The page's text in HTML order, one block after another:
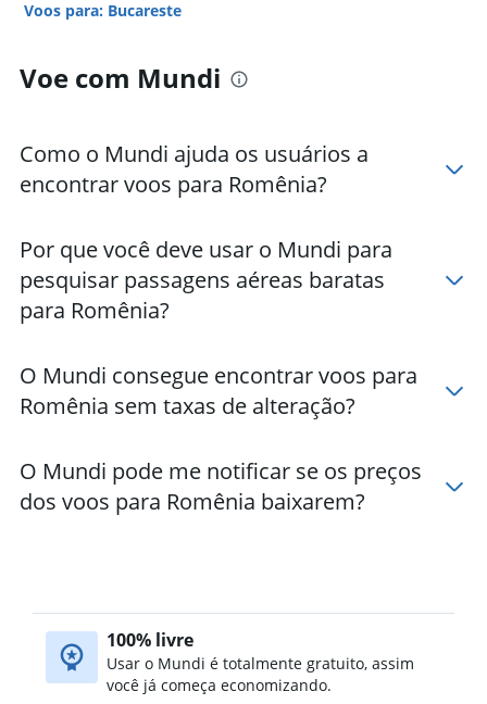
Voos para: Bucareste
Voe com Mundi
Como o Mundi ajuda os usuários a
encontrar voos para Romênia?
Por que você deve usar o Mundi para
pesquisar passagens aéreas baratas
para Romênia?
O Mundi consegue encontrar voos para
Romênia sem taxas de alteração?
O Mundi pode me notificar se os preços
dos voos para Romênia baixarem?
100% livre
Usar o Mundi é totalmente gratuito, assim
você já começa economizando.